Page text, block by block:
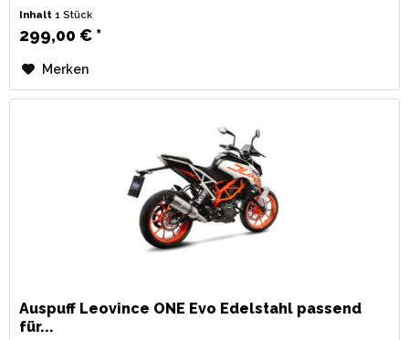
Inhalt1 Stück
299,00 € *
Merken
Auspuff Leovince ONE Evo Edelstahl passend
für...